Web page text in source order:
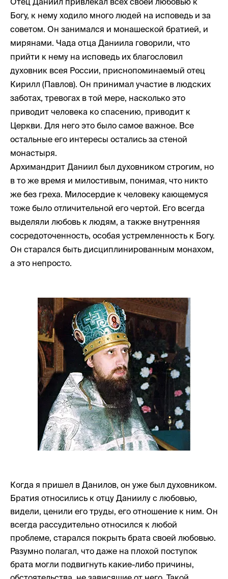
Богу, к нему ходило много людей на исповедь и за
советом. Он занимался и монашеской братией, и
мирянами. Чада отца Даниила говорили, что
прийти к нему на исповедь их благословил
духовник всея России, приснопоминаемый отец
Кирилл (Павлов). Он принимал участие в людских
заботах, тревогах в той мере, насколько это
приводит человека ко спасению, приводит к
Церкви. Для него это было самое важное. Все
остальные его интересы остались за стеной
монастыря.
Архимандрит Даниил был духовником строгим, но
в то же время и милостивым, понимая, что никто
же без греха. Милосердие к человеку кающемуся
тоже было отличительной его чертой. Его всегда
выделяли любовь к людям, а также внутренняя
сосредоточенность, особая устремленность к Богу.
Он старался быть дисциплинированным монахом,
а это непросто.
Когда я пришел в Данилов, он уже был духовником.
Братия относились к отцу Даниилу с любовью,
видели, ценили его труды, его отношение к ним. Он
всегда рассудительно относился к любой
проблеме, старался покрыть брата своей любовью.
Разумно полагал, что даже на плохой поступок
брата могли подвигнуть какие-либо причины,